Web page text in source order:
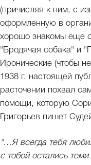
(причисляя к ним, с
оформленную в
хорошо знакомы еще с
"Бродячая собака" и
Иронические (чтобы
1938 г. настоящей
расточении похвал
помощи, которую
Григорьев пишет
"…Я всегда тебя
с тобой остались